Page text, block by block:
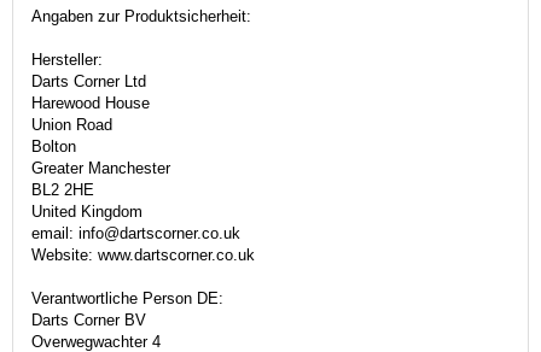
Angaben zur Produktsicherheit:
Hersteller:
Darts Corner Ltd
Harewood House
Union Road
Bolton
Greater Manchester
BL2 2HE
United Kingdom
email: info@dartscorner.co.uk
Website: www.dartscorner.co.uk
Verantwortliche Person DE:
Darts Corner BV
Overwegwachter 4